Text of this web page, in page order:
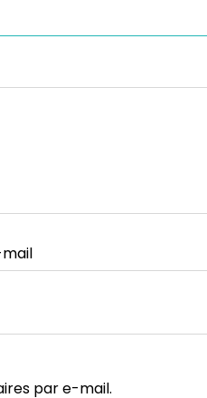
par e-mail.